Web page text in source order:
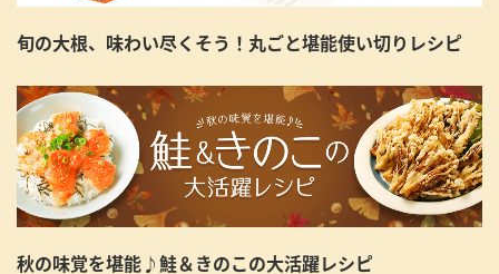
旬の大根、味わい尽くそう！丸ごと堪能使い切りレシピ
秋の味覚を堪能♪鮭＆きのこの大活躍レシピ